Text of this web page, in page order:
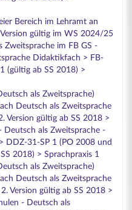
Bereich im Lehramt an
gültig im WS 2024/25
Zweitsprache im FB GS -
Didaktikfach > FB-
(gültig ab SS 2018) >
als Zweitsprache)
Deutsch als Zweitsprache
Version gültig ab SS 2018 >
Deutsch als Zweitsprache -
DDZ-31-SP 1 (PO 2008 und
2018) > Sprachpraxis 1
als Zweitsprache)
Deutsch als Zweitsprache
Version gültig ab SS 2018 >
- Deutsch als